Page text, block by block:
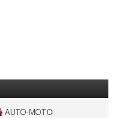
AUTO-MOTO